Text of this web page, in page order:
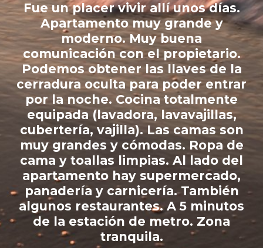
Fue un placer vivir allí unos días.
Apartamento muy grande y
moderno. Muy buena
comunicación con el propietario.
Podemos obtener las llaves de la
cerradura oculta para poder entrar
por la noche. Cocina totalmente
equipada (lavadora, lavavajillas,
cubertería, vajilla). Las camas son
muy grandes y cómodas. Ropa de
cama y toallas limpias. Al lado del
apartamento hay supermercado,
panadería y carnicería. También
algunos restaurantes. A 5 minutos
de la estación de metro. Zona
tranquila.